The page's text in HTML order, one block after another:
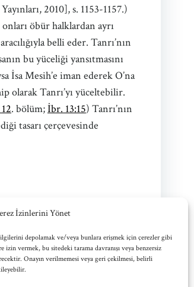
İzinlerini Yönet
depolamak ve/veya bunlara erişmek için çerezler gibi
vermek, bu sitedeki tarama davranışı veya benzersiz
Onayın verilmemesi veya geri çekilmesi, belirli
2010], s. 1153-1157.)
öbür halklardan ayrı
belli eder. Tanrı’nın
bu yüceliği yansıtmasını
İsa Mesih’e iman ederek O’na
olarak Tanrı’yı yüceltebilir.
. bölüm;İbr. 13:15) Tanrı’nın
tasarı çerçevesinde